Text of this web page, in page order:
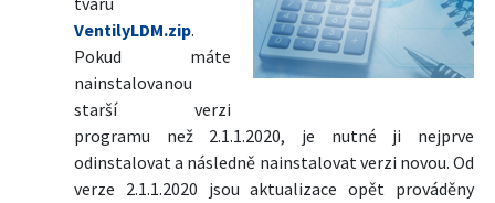
VentilyLDM.zip.
Pokud máte
nainstalovanou
starší verzi
programu než 2.1.1.2020, je nutné ji nejprve
odinstalovat a následně nainstalovat verzi novou. Od
verze 2.1.1.2020 jsou aktualizace opět prováděny